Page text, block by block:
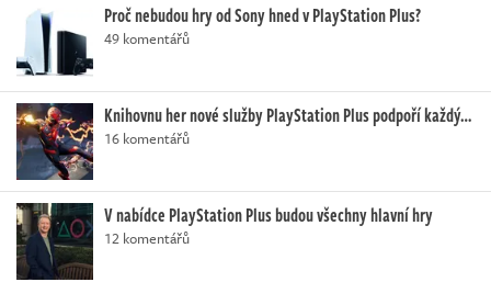
Proč nebudou hry od Sony hned v PlayStation Plus?
49 komentářů
Knihovnu her nové služby PlayStation Plus podpoří každý…
16 komentářů
V nabídce PlayStation Plus budou všechny hlavní hry
12 komentářů